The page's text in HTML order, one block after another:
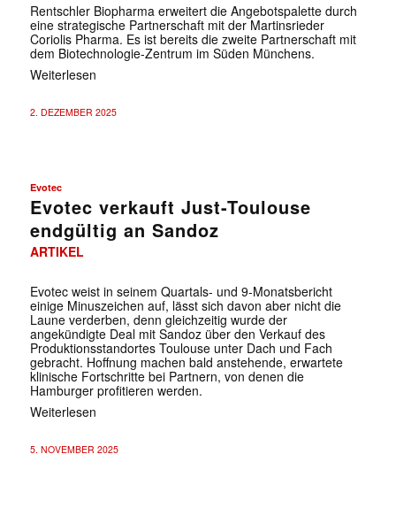
Rentschler Biopharma erweitert die Angebotspalette durch
eine strategische Partnerschaft mit der Martinsrieder
Coriolis Pharma. Es ist bereits die zweite Partnerschaft mit
dem Biotechnologie-Zentrum im Süden Münchens.
Weiterlesen
2. DEZEMBER 2025
Evotec
Evotec verkauft Just-Toulouse
endgültig an Sandoz
ARTIKEL
Evotec weist in seinem Quartals- und 9-Monatsbericht
einige Minuszeichen auf, lässt sich davon aber nicht die
Laune verderben, denn gleichzeitig wurde der
angekündigte Deal mit Sandoz über den Verkauf des
Produktionsstandortes Toulouse unter Dach und Fach
gebracht. Hoffnung machen bald anstehende, erwartete
klinische Fortschritte bei Partnern, von denen die
Hamburger profitieren werden.
Weiterlesen
5. NOVEMBER 2025